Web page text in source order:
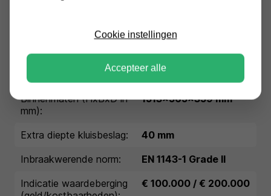
1 jaar garantie
Buitenmaten (HxBxD in
1660x680x510 mm
Binnenmaten (HxBxD in
mm):
1513x565x359 mm
Extra diepte kluisbeslag:
40 mm
Inbraakwerende norm:
EN 1143-1 Grade II
Indicatie waardeberging
€ 100.000 / € 200.000
Cookie instellingen
Accepteer alle